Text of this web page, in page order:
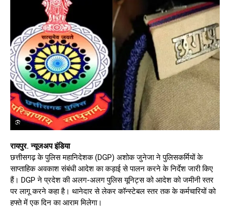
रायपुर. न्यूजअप इंडिया
छत्तीसगढ़ के पुलिस महानिदेशक (DGP) अशोक जुनेजा ने पुलिसकर्मियों के
साप्ताहिक अवकाश संबंधी आदेश का कड़ाई से पालन करने के निर्देश जारी किए
हैं। DGP ने प्रदेश की अलग-अलग पुलिस यूनिट्स को आदेश को जमीनी स्तर
पर लागू करने कहा है। थानेदार से लेकर कॉन्स्टेबल स्तर तक के कर्मचारियों को
हफ्ते में एक दिन का आराम मिलेगा।